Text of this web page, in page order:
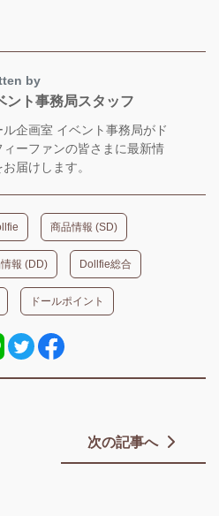
by
ント事務局スタッフ
ル企画室 イベント事務局がド
ィーファンの皆さまに最新情
届けします。
商品情報 (SD)
報 (DD) Dollfie総合
ドールポイント
次の記事へ